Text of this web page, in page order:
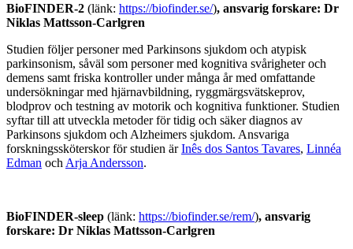
BioFINDER-2 (länk: https://biofinder.se/), ansvarig forskare: Dr
Niklas Mattsson-Carlgren
Studien följer personer med Parkinsons sjukdom och atypisk
parkinsonism, såväl som personer med kognitiva svårigheter och
demens samt friska kontroller under många år med omfattande
undersökningar med hjärnavbildning, ryggmärgsvätskeprov,
blodprov och testning av motorik och kognitiva funktioner. Studien
syftar till att utveckla metoder för tidig och säker diagnos av
Parkinsons sjukdom och Alzheimers sjukdom. Ansvariga
forskningssköterskor för studien ärInês dos Santos Tavares, Linnéa
Edman och Arja Andersson.
BioFINDER-sleep (länk: https://biofinder.se/rem/), ansvarig
forskare: Dr Niklas Mattsson-Carlgren